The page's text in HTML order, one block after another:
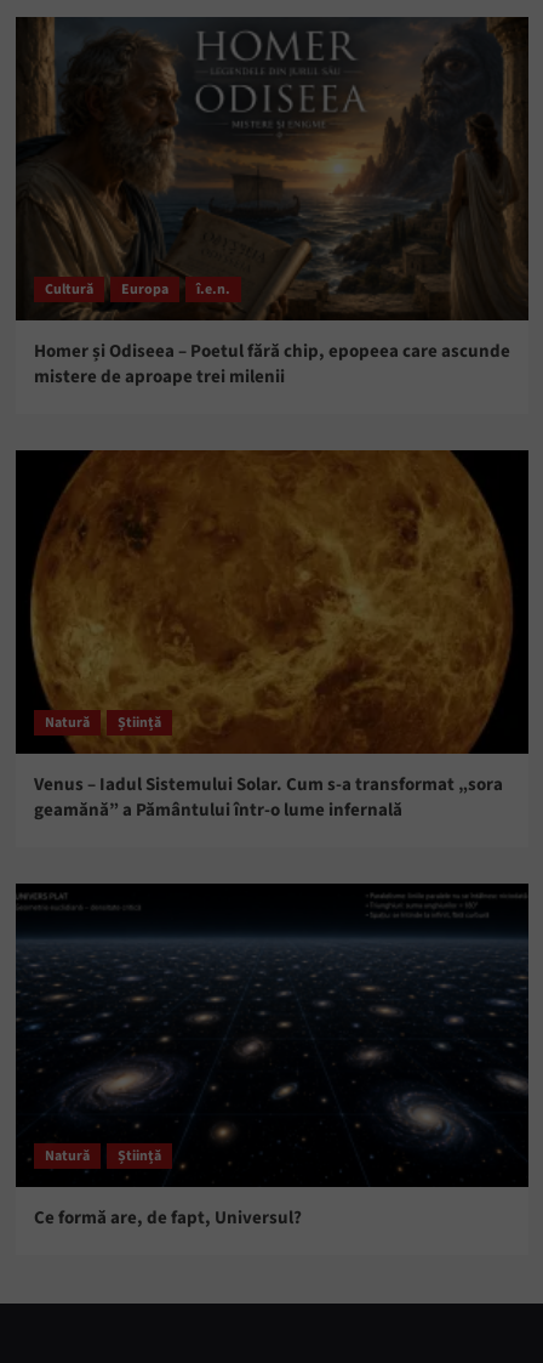
Cultură Europa î.e.n.
Homer și Odiseea – Poetul fără chip, epopeea care ascunde
mistere de aproape trei milenii
Natură Știință
Venus – Iadul Sistemului Solar. Cum s-a transformat „sora
geamănă” a Pământului într-o lume infernală
Natură Știință
Ce formă are, de fapt, Universul?